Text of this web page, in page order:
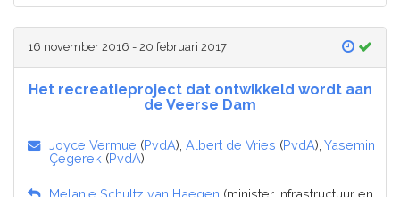
16 november 2016 - 20 februari 2017
Het recreatieproject dat ontwikkeld wordt aan
de Veerse Dam
Joyce Vermue (PvdA), Albert de Vries (PvdA), Yasemin
Çegerek (PvdA)
Melanie Schultz van Haegen (minister infrastructuur en